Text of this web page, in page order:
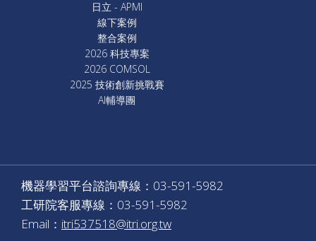
日立 - APMI
線下案例
整合案例
2026 科技專案
2026 COMSOL
2025 技術創新挑戰賽
AI輔導團
機器學習平台諮詢專線：03-591-5982
工研院客服專線：03-591-5982
Email： itri537518@itri.org.tw